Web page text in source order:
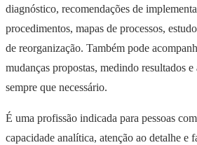
diagnóstico, recomendações de
procedimentos, mapas de processos,
de reorganização. Também pode
mudanças propostas, medindo resultados
sempre que necessário.
É uma profissão indicada para pessoas
capacidade analítica, atenção ao detalhe e